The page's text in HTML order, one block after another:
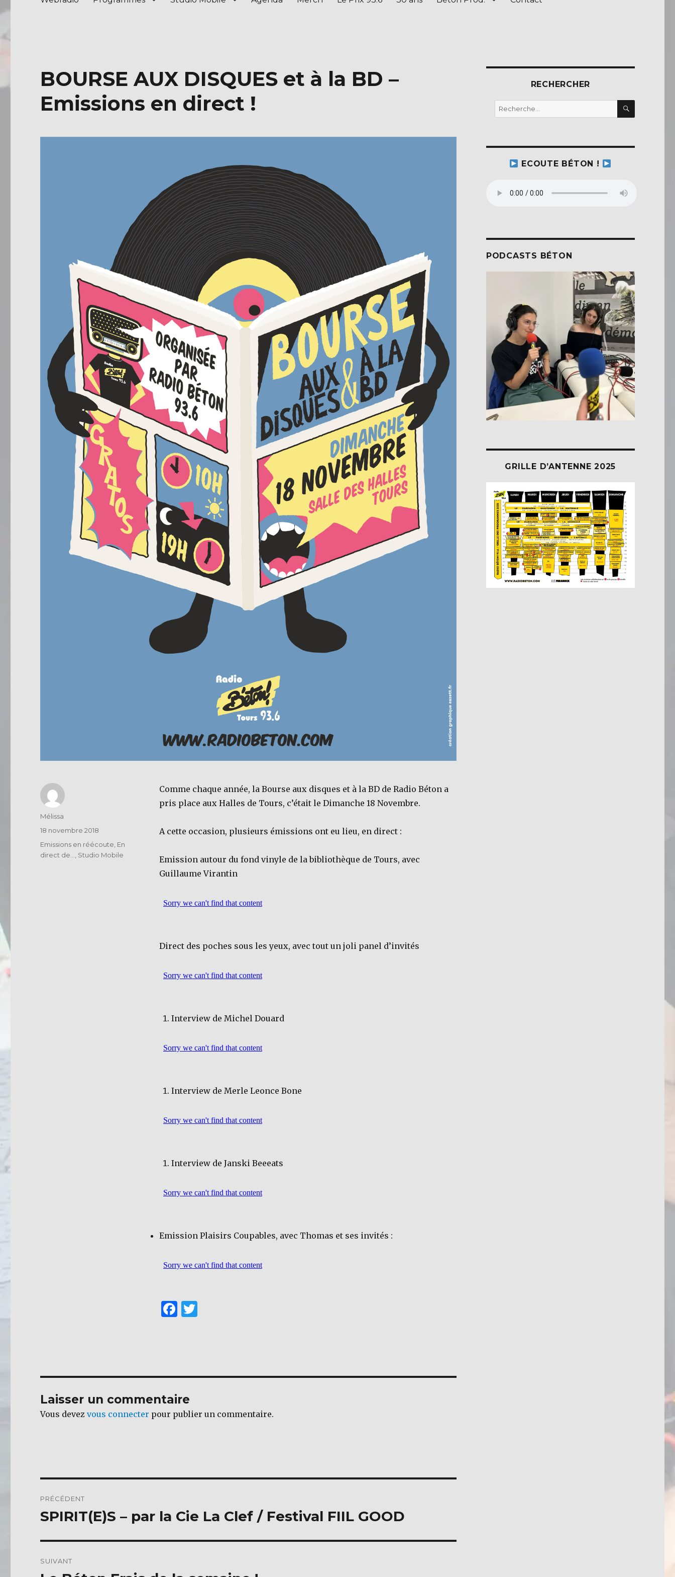
BOURSE AUX DISQUES et à la BD –
Emissions en direct !
Comme chaque année, la Bourse aux disques et à la BD de Radio Béton a
pris place aux Halles de Tours, c’était le Dimanche 18 Novembre.
A cette occasion, plusieurs émissions ont eu lieu, en direct :
Emission autour du fond vinyle de la bibliothèque de Tours, avec
Guillaume Virantin
Direct des poches sous les yeux, avec tout un joli panel d’invités
Interview de Michel Douard
Interview de Merle Leonce Bone
Interview de Janski Beeeats
Emission Plaisirs Coupables, avec Thomas et ses invités :
F
b
o
k
T
r
Auteur
Mélissa
Publié
18 novembre 2018
Catégories
Emissions en réécoute En
direct de...
Studio Mobile
Laisser un commentaire
Vous devezvous connecter pour publier un commentaire.
de
PRÉCÉDENT
Publication
SPIRIT(E)S – par la Cie La Clef / Festival FIIL GOOD
SUIVANT
RECHERCHER
Recherche
pour :
ECOUTE BÉTON !
PODCASTS BÉTON
GRILLE D’ANTENNE 2025